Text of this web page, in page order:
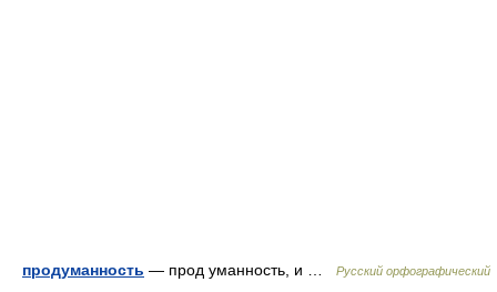
продуманность — прод уманность, и …
Русский орфографический